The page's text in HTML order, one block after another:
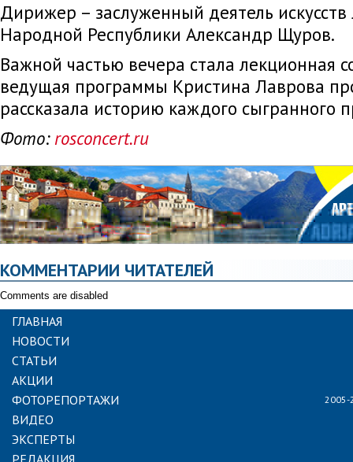
Дирижер – заслуженный деятель искусств
Народной Республики Александр Щуров.
Важной частью вечера стала лекционная
ведущая программы Кристина Лаврова
рассказала историю каждого сыгранного
Фото: rosconcert.ru
КОММЕНТАРИИ ЧИТАТЕЛЕЙ
Comments are disabled
ГЛАВНАЯ
НОВОСТИ
СТАТЬИ
АКЦИИ
ФОТОРЕПОРТАЖИ
ВИДЕО
ЭКСПЕРТЫ
РЕДАКЦИЯ
2005-